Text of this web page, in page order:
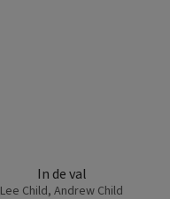
In de val
Lee Child, Andrew Child